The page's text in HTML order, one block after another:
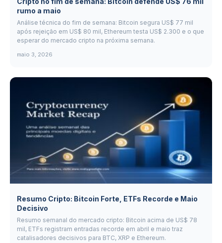
rumo a maio
Análise técnica do fim de semana: Bitcoin segura US$ 77 mil
após rejeição em US$ 80 mil, Ethereum testa US$ 2.300 e o que
esperar do mercado cripto na próxima semana.
maio 3, 2026
Resumo Cripto: Bitcoin Forte, ETFs Recorde e Maio
Decisivo
Resumo semanal do mercado cripto: Bitcoin acima de US$ 78
mil, ETFs registram entradas recorde em abril e maio traz
catalisadores decisivos para BTC, XRP e Ethereum.